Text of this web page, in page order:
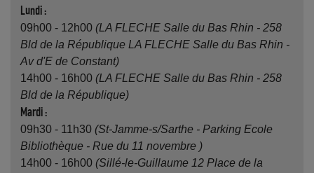
Lundi :
09h00 - 12h00(LA FLECHE Salle du Bas Rhin - 258
Bld de la République LA FLECHE Salle du Bas Rhin -
Av d'E de Constant)
14h00 - 16h00(LA FLECHE Salle du Bas Rhin - 258
Bld de la République)
Mardi :
09h30 - 11h30(St-Jamme-s/Sarthe - Parking Ecole
Bibliothèque - Rue du 11 novembre )
14h00 - 16h00(Sillé-le-Guillaume 12 Place de la